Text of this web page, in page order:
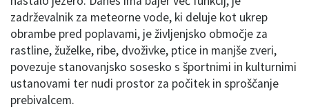
zadrževalnik za meteorne vode, ki deluje kot ukrep
obrambe pred poplavami, je življenjsko območje za
rastline, žuželke, ribe, dvoživke, ptice in manjše zveri,
povezuje stanovanjsko sosesko s športnimi in kulturnimi
ustanovami ter nudi prostor za počitek in sproščanje
prebivalcem.